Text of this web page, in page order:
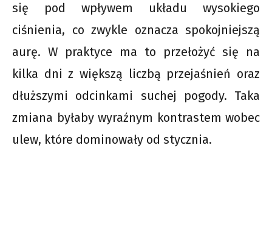
się pod wpływem układu wysokiego
ciśnienia, co zwykle oznacza spokojniejszą
aurę. W praktyce ma to przełożyć się na
kilka dni z większą liczbą przejaśnień oraz
dłuższymi odcinkami suchej pogody. Taka
zmiana byłaby wyraźnym kontrastem wobec
ulew, które dominowały od stycznia.